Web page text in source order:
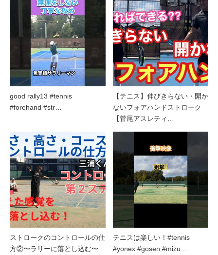
good rally13 #tennis
#forehand #str…
【テニス】伸びきらない・開か
ないフォアハンドストローク
【菅尾アスレティ…
ストロークのコントロールの仕
方②〜ラリーに落とし込む〜
テニスは楽しい！#tennis
#yonex #gosen #mizu…